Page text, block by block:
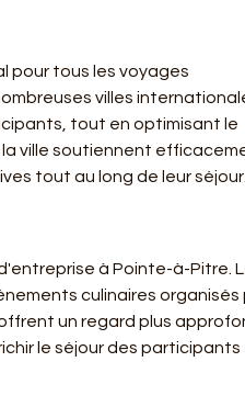
pour tous les voyages
villes
tout en optimisant le
ville soutiennent
tout au long de leur séjour.
à Pointe-à-Pitre.
culinaires organisés
un regard plus
le séjour des participants